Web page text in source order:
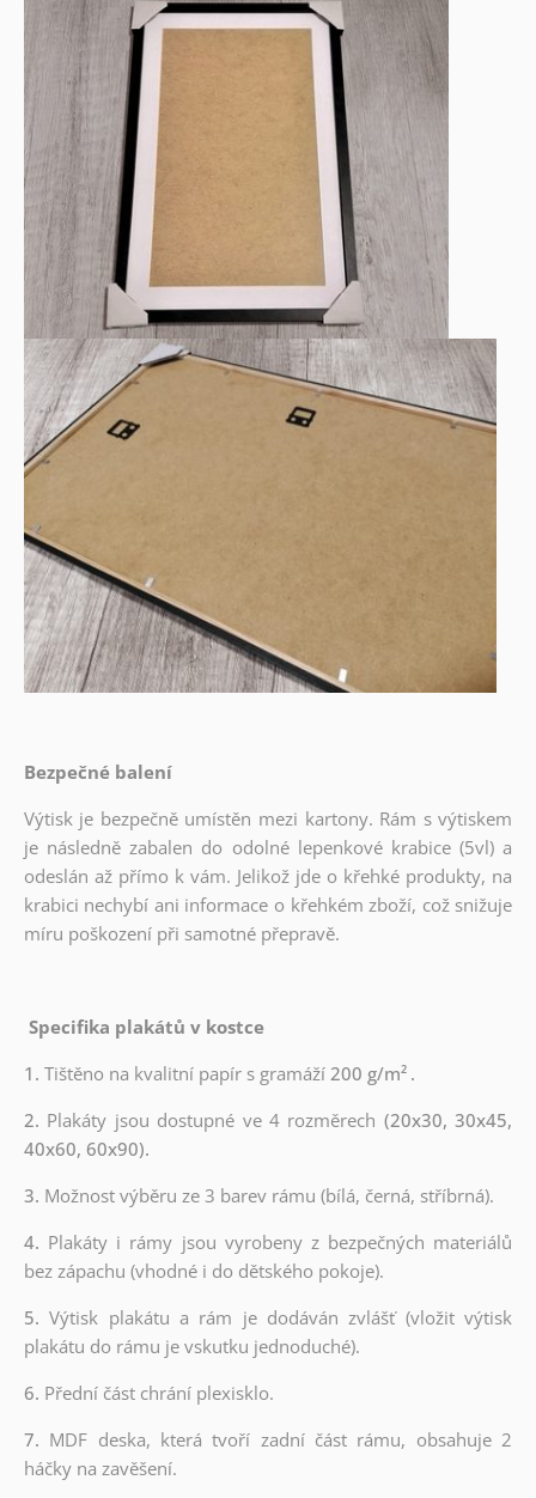
Bezpečné balení
Výtisk je bezpečně umístěn mezi kartony. Rám s výtiskem
je následně zabalen do odolné lepenkové krabice (5vl) a
odeslán až přímo k vám. Jelikož jde o křehké produkty, na
krabici nechybí ani informace o křehkém zboží, což snižuje
míru poškození při samotné přepravě.
Specifika plakátů v kostce
1. Tištěno na kvalitní papír s gramáží200 g/m² .
2. Plakáty jsou dostupné ve 4 rozměrech (20x30, 30x45,
40x60, 60x90).
3. Možnost výběru ze 3 barev rámu (bílá, černá, stříbrná).
4. Plakáty i rámy jsou vyrobeny z bezpečných materiálů
bez zápachu (vhodné i do dětského pokoje).
5.Výtisk plakátu a rám je dodáván zvlášť (vložit výtisk
plakátu do rámu je vskutku jednoduché).
6. Přední část chrání plexisklo.
7. MDF deska, která tvoří zadní část rámu, obsahuje 2
háčky na zavěšení.